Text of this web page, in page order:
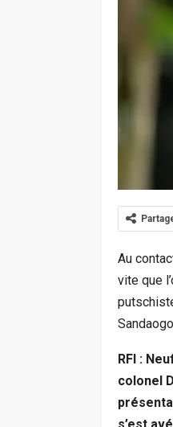
Au
vite que
RFI :
colonel